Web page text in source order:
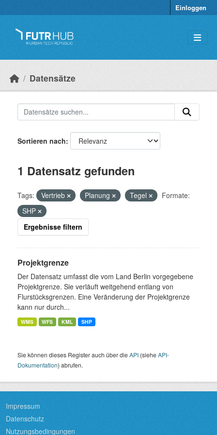
Einloggen
Datensätze
Sortieren nach
1 Datensatz gefunden
Tags: Vertrieb Planung Tegel
Formate:
SHP
Ergebnisse filtern
Projektgrenze
Der Datensatz umfasst die vom Land Berlin vorgegebene
Projektgrenze. Sie verläuft weitgehend entlang von
Flurstücksgrenzen. Eine Veränderung der Projektgrenze
kann nur durch...
WMS WFS KML SHP
Sie können dieses Register auch über dieAPI (sieheAPI-
Dokumentation) abrufen.
Impressum
Datenschutz
Nutzungsbedingungen